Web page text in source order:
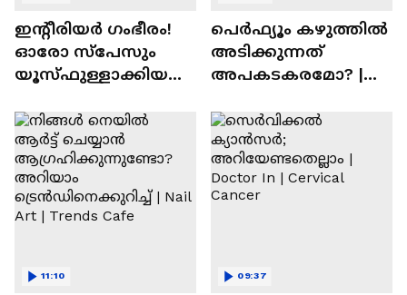
ഇന്റീരിയർ ഗംഭീരം!
ഓരോ സ്‌പേസും
യൂസ്ഫുള്ളാക്കിയ
പെർഫ്യൂം കഴുത്തിൽ
അടിക്കുന്നത്
അപകടകരമോ? |
11:10 09:37